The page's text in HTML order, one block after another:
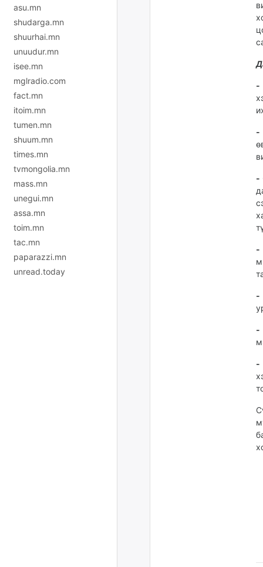
asu.mn
shudarga.mn
shuurhai.mn
unuudur.mn
isee.mn
mglradio.com
fact.mn
itoim.mn
tumen.mn
shuum.mn
times.mn
tvmongolia.mn
mass.mn
unegui.mn
assa.mn
toim.mn
tac.mn
paparazzi.mn
unread.today
-
-
-
-
-
-